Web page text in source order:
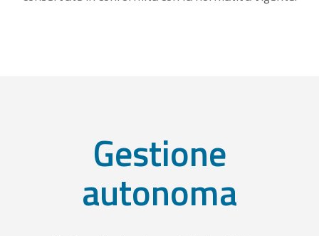
Gestione
autonoma